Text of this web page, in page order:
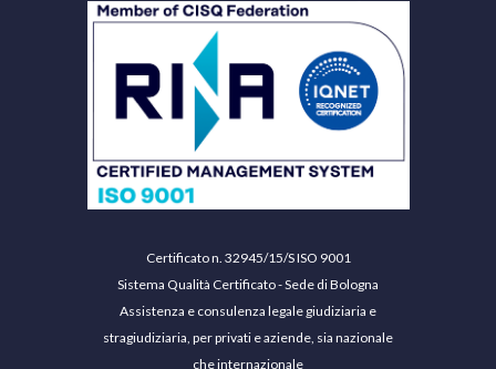
Certificato n. 32945/15/S ISO 9001
Sistema Qualità Certificato - Sede di Bologna
Assistenza e consulenza legale giudiziaria e
stragiudiziaria, per privati e aziende, sia nazionale
che internazionale